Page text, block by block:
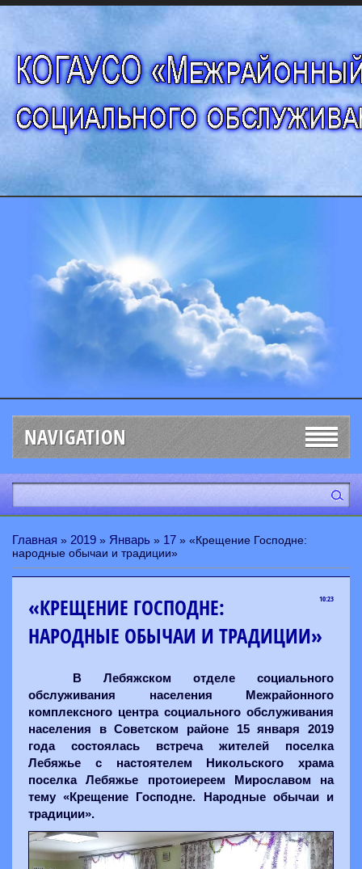
NAVIGATION
Главная » 2019 » Январь » 17 » «Крещение Господне:
народные обычаи и традиции»
10:23
«КРЕЩЕНИЕ ГОСПОДНЕ:
НАРОДНЫЕ ОБЫЧАИ И ТРАДИЦИИ»
В Лебяжском отделе социального
обслуживания населения Межрайонного
комплексного центра социального обслуживания
населения в Советском районе 15 января 2019
года состоялась встреча жителей поселка
Лебяжье с настоятелем Никольского храма
поселка Лебяжье протоиереем Мирославом на
тему «Крещение Господне. Народные обычаи и
традиции».